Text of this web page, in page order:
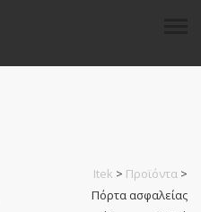
Itek > Προϊόντα >
Πόρτα ασφαλείας